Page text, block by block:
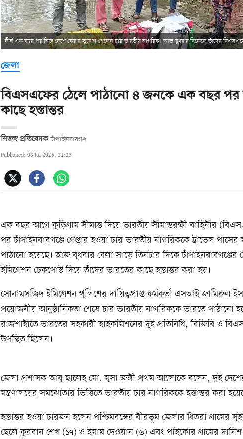
দীর্ঘ এক বছর পর নিজ দেশে ফেরার সুযোগ পেলেন চার ভারতীয় নাগরিক। আজ বুধবার বিকেলে তাঁদের
জেলা
বিএসএফের ঠেলে পাঠানো ৪ জনকে এক বছর পর
কাছে হস্তান্তর
নিজস্ব প্রতিবেদক চাঁপাইনবাবগঞ্জ
Published: 08 Jul 2026, 21:23
এক বছর আগে কুড়িগ্রাম সীমান্ত দিয়ে ভারতীয় সীমান্তরক্ষী বাহিনীর
পর চাঁপাইনবাবগঞ্জে গ্রেপ্তার হওয়া চার ভারতীয় নাগরিককে ট্রাভেল পাসের
পাঠানো হয়েছে। আজ বুধবার বেলা সাড়ে তিনটার দিকে
ইমিগ্রেশন চেকপোস্ট দিয়ে তাঁদের ভারতের কাছে হস্তান্তর করা হয়।
সোনামসজিদ ইমিগ্রেশন পুলিশের দায়িত্বপ্রাপ্ত কর্মকর্তা এসআই জামিরুল
প্রয়োজনীয় আনুষ্ঠানিকতা শেষে চার ভারতীয় নাগরিককে ভারতে পাঠানো
রাজশাহীতে ভারতের সহকারী হাইকমিশনের দুই প্রতিনিধি, বিজিবি ও
উপস্থিত ছিলেন।
জেলা প্রশাসক আবু ছালেহ মো. মুসা জঙ্গী প্রথম আলোকে বলেন, দুই দেশের
মন্ত্রণালয়ের সমঝোতার ভিত্তিতে ভারতীয় চার নাগরিককে হস্তান্তর করা
হস্তান্তর হওয়া চারজন হলেন পশ্চিমবঙ্গের বীরভূম জেলার ধিতরা গ্রামের
ছেলে কুরবান শেখ (১৭) ও ইমাম দেওয়ান (৬) এবং পাইকোর গ্রামের দানিশ